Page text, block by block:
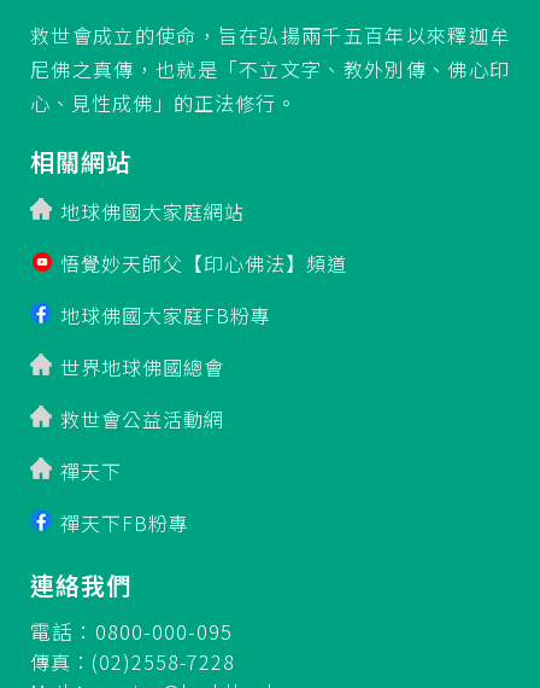
救世會成立的使命，旨在弘揚兩千五百年以來釋迦牟
尼佛之真傳，也就是「不立文字、教外別傳、佛心印
心、見性成佛」的正法修行。
相關網站
地球佛國大家庭網站
悟覺妙天師父【印心佛法】頻道
地球佛國大家庭FB粉專
世界地球佛國總會
救世會公益活動網
禪天下
禪天下FB粉專
連絡我們
電話：0800-000-095
傳真：(02)2558-7228